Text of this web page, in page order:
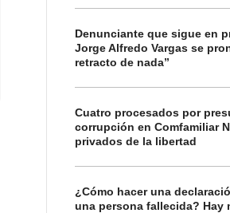
Denunciante que sigue en
Jorge Alfredo Vargas se
retracto de nada”
Cuatro procesados por
corrupción en Comfamiliar
privados de la libertad
¿Cómo hacer una
una persona fallecida? Hay